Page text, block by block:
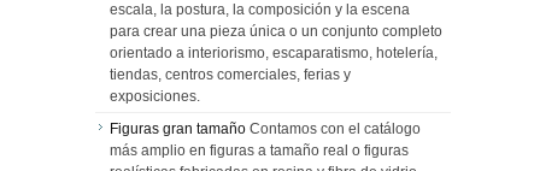
escala, la postura, la composición y la escena
para crear una pieza única o un conjunto completo
orientado a interiorismo, escaparatismo, hotelería,
tiendas, centros comerciales, ferias y
exposiciones.
Figuras gran tamaño Contamos con el catálogo
más amplio en figuras a tamaño real o figuras